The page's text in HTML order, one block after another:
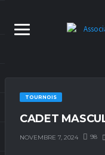
TOURNOIS
CADET
NOVEMBRE 7, 2024 98